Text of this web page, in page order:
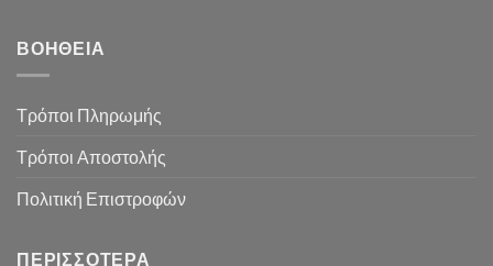
ΒΟΉΘΕΙΑ
Τρόποι Πληρωμής
Τρόποι Αποστολής
Πολιτική Επιστροφών
ΠΕΡΙΣΣΌΤΕΡΑ